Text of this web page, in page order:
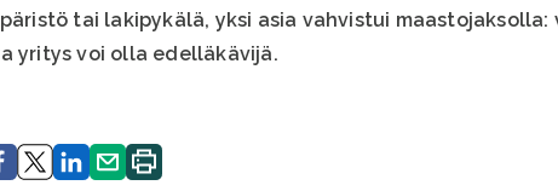
tai lakipykälä, yksi asia vahvistui
yritys voi olla edelläkävijä.
Jaa.Jaa. Jaa. Tulosta
sivu.